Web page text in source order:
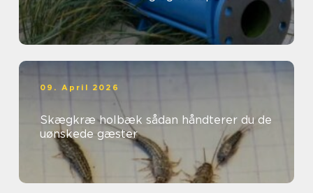
09. April 2026
Skægkræ holbæk sådan håndterer du de
uønskede gæster